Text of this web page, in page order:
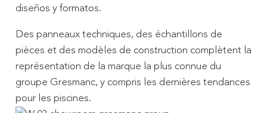
diseños y formatos.
Des panneaux techniques, des échantillons de
pièces et des modèles de construction complètent la
représentation de la marque la plus connue du
groupe Gresmanc, y compris les dernières tendances
pour les piscines.